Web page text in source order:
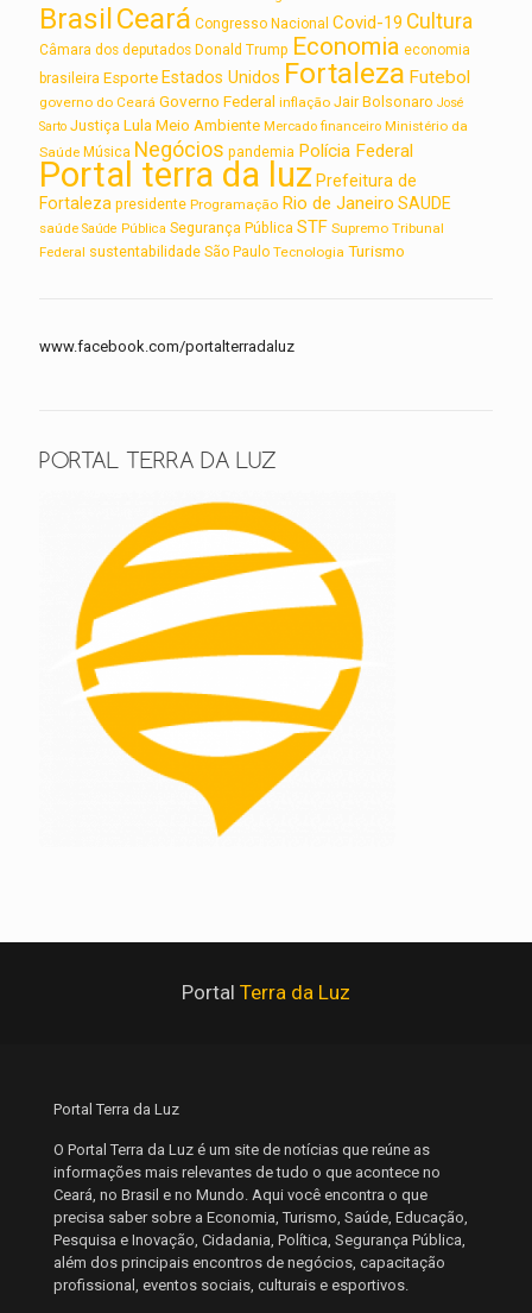
BrasilCeará Congresso Nacional Covid-19 Cultura
Câmara dos deputados Donald Trump Economia economia
brasileira Esporte Estados Unidos Fortaleza Futebol
governo do Ceará Governo Federal inflação Jair Bolsonaro José
Sarto Justiça Lula Meio Ambiente Mercado financeiro Ministério da
Saúde Música Negócios pandemia Polícia Federal
Portal terra da luz Prefeitura de
Fortaleza presidente Programação Rio de Janeiro SAUDE
saúde Saúde Pública Segurança Pública STF Supremo Tribunal
Federal sustentabilidade São Paulo Tecnologia Turismo
www.facebook.com/portalterradaluz
PORTAL TERRA DA LUZ
Portal Terra da Luz
Portal Terra da Luz
O Portal Terra da Luz é um site de notícias que reúne as
informações mais relevantes de tudo o que acontece no
Ceará, no Brasil e no Mundo. Aqui você encontra o que
precisa saber sobre a Economia, Turismo, Saúde, Educação,
Pesquisa e Inovação, Cidadania, Política, Segurança Pública,
além dos principais encontros de negócios, capacitação
profissional, eventos sociais, culturais e esportivos.